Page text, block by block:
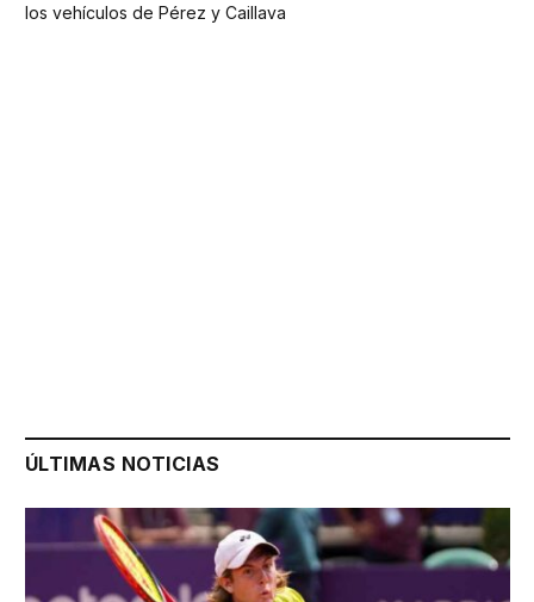
los vehículos de Pérez y Caillava
ÚLTIMAS NOTICIAS